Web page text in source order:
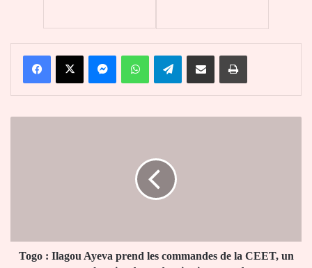
FacebookX MessengerWhatsAppTelegramPartager par email Imprimer
la
CEET,
Togo : Ilagou Ayeva prend les commandes de la CEET, un